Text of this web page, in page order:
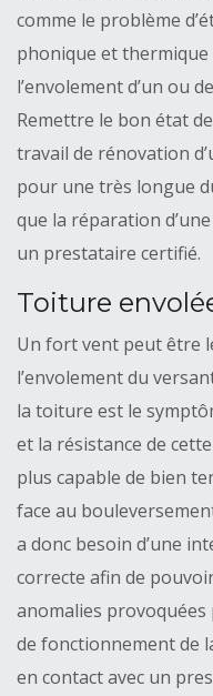
comme le problème
phonique et
l’envolement d’un ou
Remettre le bon état
travail de rénovation
pour une très longue
que la réparation
un prestataire certifié.
Toiture
Un fort vent peut être
l’envolement du
la toiture est le
et la résistance de
plus capable de bien
face au
a donc besoin d’une
correcte afin de
anomalies
de fonctionnement de
en contact avec un